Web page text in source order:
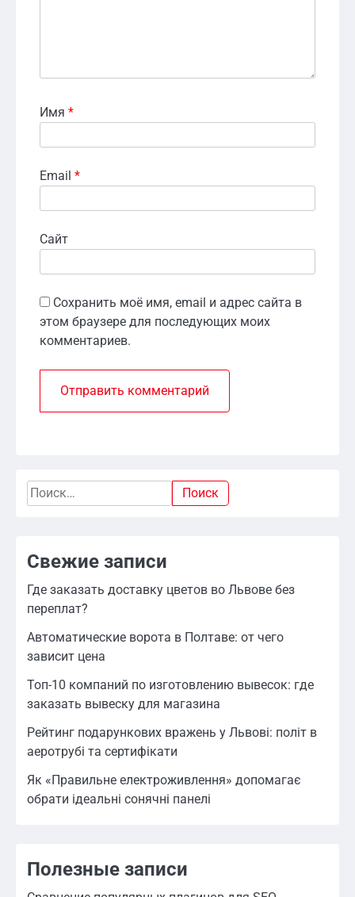
Имя *
Email *
Сайт
Сохранить моё имя, email и адрес сайта в
этом браузере для последующих моих
комментариев.
Найти:
Свежие записи
Где заказать доставку цветов во Львове без
переплат?
Автоматические ворота в Полтаве: от чего
зависит цена
Топ-10 компаний по изготовлению вывесок: где
заказать вывеску для магазина
Рейтинг подарункових вражень у Львові: політ в
аеротрубі та сертифікати
Як «Правильне електроживлення» допомагає
обрати ідеальні сонячні панелі
Полезные записи